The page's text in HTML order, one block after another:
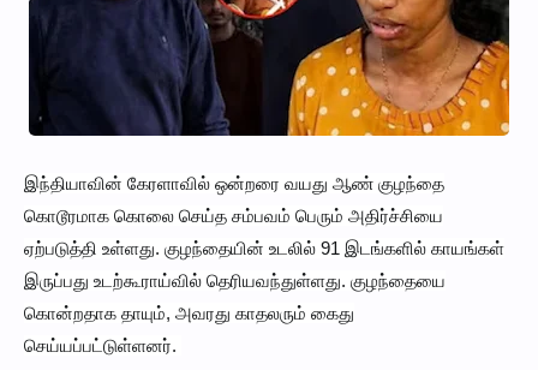
இந்தியாவின் கேரளாவில் ஒன்றரை வயது ஆண் குழந்தை
கொடூரமாக கொலை செய்த சம்பவம் பெரும் அதிர்ச்சியை
ஏற்படுத்தி உள்ளது. குழந்தையின் உடலில் 91 இடங்களில் காயங்கள்
இருப்பது உடற்கூராய்வில் தெரியவந்துள்ளது. குழந்தையை
கொன்றதாக தாயும், அவரது காதலரும் கைது
செய்யப்பட்டுள்ளனர்.